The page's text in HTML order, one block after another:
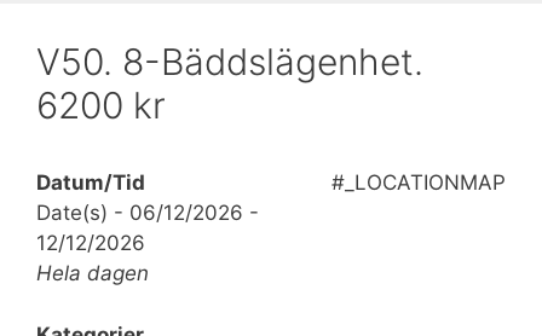
V50. 8-Bäddslägenhet.
6200 kr
#_LOCATIONMAP
Datum/Tid
Date(s) - 06/12/2026 -
12/12/2026
Hela dagen